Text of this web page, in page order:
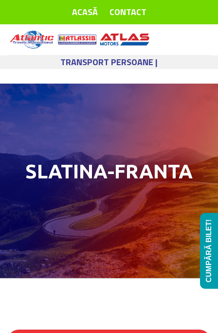
ACASĂ CONTACT
TRANSPORT PERSOANE |
SLATINA-FRANTA
CUMPĂRĂ BILET!